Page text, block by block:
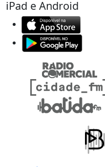
iPad e Android